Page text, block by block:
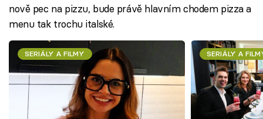
nově pec na pizzu, bude právě hlavním chodem pizza a
menu tak trochu italské.
SERIÁLY A FILMY SERIÁLY A